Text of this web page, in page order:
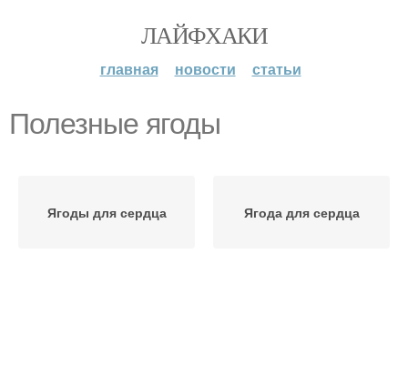
ЛАЙФХАКИ
главная новости статьи
Полезные ягоды
Ягоды для сердца Ягода для сердца